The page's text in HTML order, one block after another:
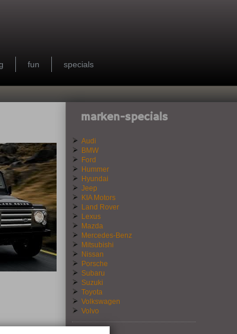
fun specials
marken-specials
Audi
BMW
Ford
Hummer
Hyundai
Jeep
KIA Motors
Land Rover
Lexus
Mazda
Mercedes-Benz
Mitsubishi
Nissan
Porsche
Subaru
Suzuki
Toyota
Volkswagen
Volvo